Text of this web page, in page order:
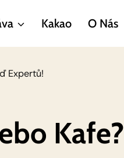
Kakao O Nás
Expertů!
Kafe?